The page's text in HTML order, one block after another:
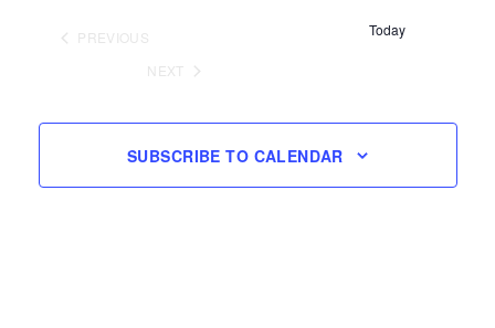
PREVIOUS
Today
NEXT
SUBSCRIBE TO CALENDAR